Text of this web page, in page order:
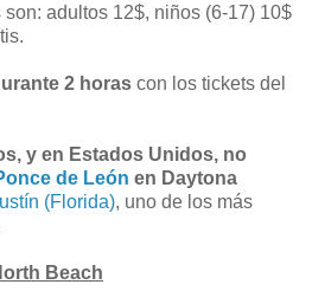
adultos 12$, niños (6-17) 10$
2 horas con los tickets del
y en Estados Unidos, no
de León en Daytona
(Florida), uno de los más
Beach